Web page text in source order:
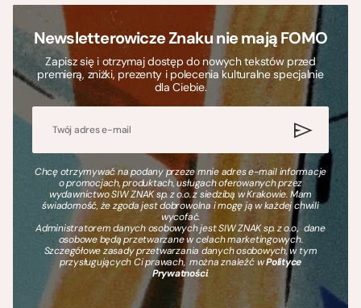
Newsletterowicze Znaku nie mają FOMO
Zapisz się i otrzymaj dostęp do nowych tekstów przed
premierą, zniżki, prezenty i polecenia kulturalne specjalnie
dla Ciebie.
Chcę otrzymywać na podany przeze mnie adres e-mail informacje
o promocjach, produktach, usługach oferowanych przez
wydawnictwo SIW ZNAK sp. z o.o. z siedzibą w Krakowie. Mam
świadomość, że zgoda jest dobrowolna i mogę ją w każdej chwili
wycofać.
Administratorem danych osobowych jest SIW ZNAK sp. z o.o., dane
osobowe będą przetwarzane w celach marketingowych.
Szczegółowe zasady przetwarzania danych osobowych, w tym
przysługujących Ci prawach, można znaleźć wPolityce
Prywatności.